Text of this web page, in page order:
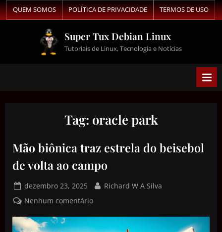
QUEM SOMOS POLÍTICA DE PRIVACIDADE TERMOS DE USO
Super Tux Debian Linux
Tutoriais de Linux, Tecnologia e Notícias
Tag: oracle park
Mão biônica traz estrela do beisebol
de volta ao campo
dezembro 23, 2025
Richard W A Silva
Nenhum comentário